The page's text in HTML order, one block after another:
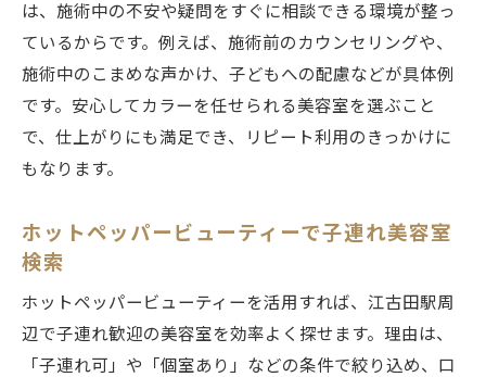
は、施術中の不安や疑問をすぐに相談できる環境が整っ
ているからです。例えば、施術前のカウンセリングや、
施術中のこまめな声かけ、子どもへの配慮などが具体例
です。安心してカラーを任せられる美容室を選ぶこと
で、仕上がりにも満足でき、リピート利用のきっかけに
もなります。
ホットペッパービューティーで子連れ美容室
検索
ホットペッパービューティーを活用すれば、江古田駅周
辺で子連れ歓迎の美容室を効率よく探せます。理由は、
「子連れ可」や「個室あり」などの条件で絞り込め、口